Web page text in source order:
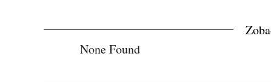
None Found